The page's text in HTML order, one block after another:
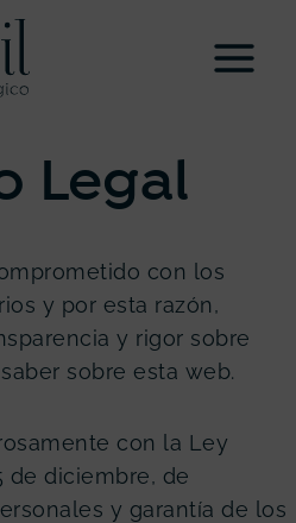
Legal
con los
y por esta razón,
y rigor sobre
sobre esta web.
con la Ley
de diciembre, de
y garantía de los